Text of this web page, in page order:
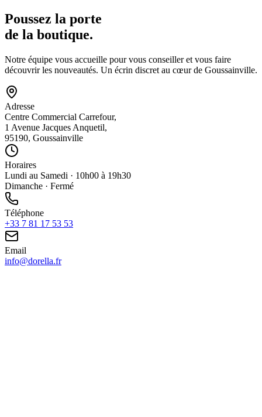
Poussez la porte
de la boutique.
Notre équipe vous accueille pour vous conseiller et vous faire
découvrir les nouveautés. Un écrin discret au cœur de Goussainville.
Adresse
Centre Commercial Carrefour,
1 Avenue Jacques Anquetil,
95190, Goussainville
Horaires
Lundi au Samedi · 10h00 à 19h30
Dimanche · Fermé
Téléphone
+33 7 81 17 53 53
Email
info@dorella.fr